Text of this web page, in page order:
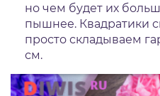
но чем будет их
пышнее. Квадратики
просто складываем
см.